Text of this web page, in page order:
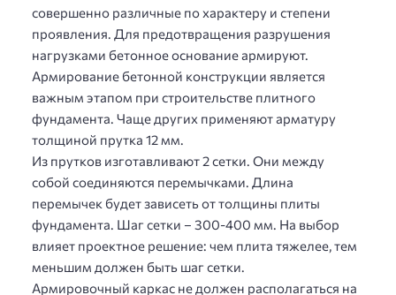
совершенно различные по характеру и степени
проявления. Для предотвращения разрушения
нагрузками бетонное основание армируют.
Армирование бетонной конструкции является
важным этапом при строительстве плитного
фундамента. Чаще других применяют арматуру
толщиной прутка 12 мм.
Из прутков изготавливают 2 сетки. Они между
собой соединяются перемычками. Длина
перемычек будет зависеть от толщины плиты
фундамента. Шаг сетки – 300-400 мм. На выбор
влияет проектное решение: чем плита тяжелее, тем
меньшим должен быть шаг сетки.
Армировочный каркас не должен располагаться на